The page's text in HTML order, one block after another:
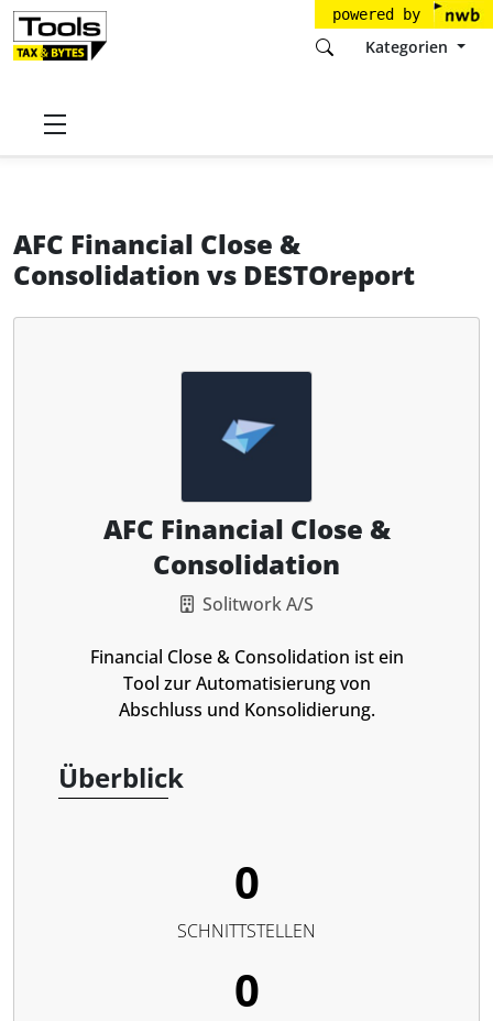
powered by
Kategorien
Startseite
AFC Financial Close &
Consolidation vs DESTOreport
AFC Financial Close &
Consolidation
Solitwork A/S
Financial Close & Consolidation ist ein
Tool zur Automatisierung von
Abschluss und Konsolidierung.
Überblick
0
SCHNITTSTELLEN
0